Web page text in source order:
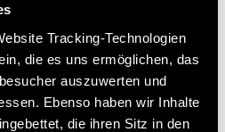
Tracking-Technologien
die es uns ermöglichen, das
auszuwerten und
Ebenso haben wir Inhalte
die ihren Sitz in den
Ihren Handelspartner bestell-